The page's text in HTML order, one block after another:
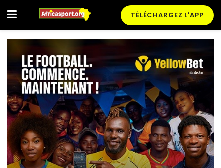
TÉLÉCHARGEZ L'APP